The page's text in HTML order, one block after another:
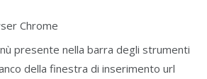
Chrome
presente nella barra degli strumenti
della finestra di inserimento url